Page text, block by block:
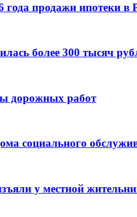
продажи ипотеки
более 300 тысяч
дорожных работ
социального
у местной